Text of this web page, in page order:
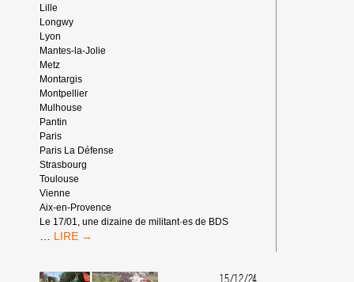
Lille
Longwy
Lyon
Mantes-la-Jolie
Metz
Montargis
Montpellier
Mulhouse
Pantin
Paris
Paris La Défense
Strasbourg
Toulouse
Vienne
Aix-en-Provence
Le 17/01, une dizaine de militant·es de BDS
[EN
ACTIONS